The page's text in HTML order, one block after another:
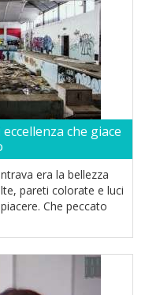
che giace
era la bellezza
pareti colorate e luci
Che peccato